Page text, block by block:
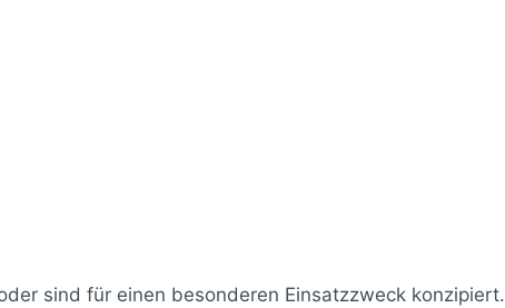
sind für einen besonderen Einsatzzweck konzipiert.